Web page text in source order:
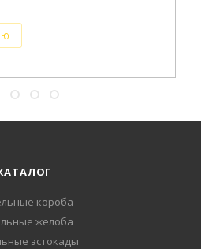
короба
желоба
эстокады